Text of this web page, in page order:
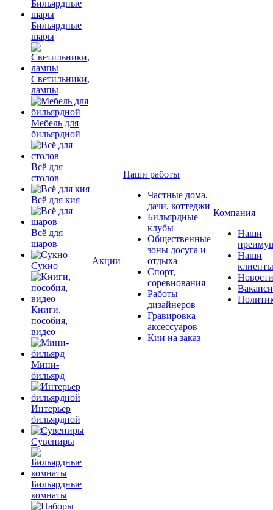
Бильярдные
шары
Светильники,
лампы
Мебель для
бильярдной
Всё для
столов
Всё для кия
Всё для
шаров
Сукно
Книги,
пособия,
видео
Мини-
бильярд
Интерьер
бильярдной
Сувениры
Бильярдные
комнаты
Акции
Наши работы
Частные дома,
дачи, коттеджи
Бильярдные
клубы
Общественные
зоны досуга и
отдыха
Спорт,
соревнования
Работы
дизайнеров
Гравировка
аксессуаров
Кии на заказ
Компания
Наши
Наши
клиенты
Новости